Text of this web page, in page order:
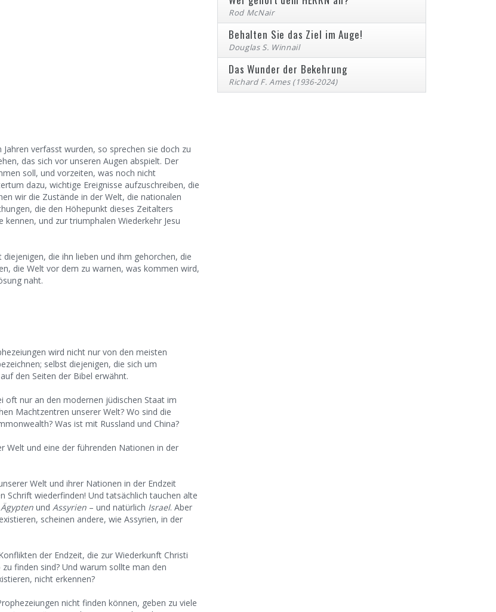
verfasst wurden, so sprechen sie doch zu
das sich vor unseren Augen abspielt. Der
soll, und vorzeiten, was noch nicht
dazu, wichtige Ereignisse aufzuschreiben, die
wir die Zustände in der Welt, die nationalen
die den Höhepunkt dieses Zeitalters
und zur triumphalen Wiederkehr Jesu
die ihn lieben und ihm gehorchen, die
die Welt vor dem zu warnen, was kommen wird,
naht.
wird nicht nur von den meisten
selbst diejenigen, die sich um
den Seiten der Bibel erwähnt.
oft nur an den modernen jüdischen Staat im
Machtzentren unserer Welt? Wo sind die
Was ist mit Russland und China?
Welt und eine der führenden Nationen in der
Welt und ihrer Nationen in der Endzeit
Schrift wiederfinden! Und tatsächlich tauchen alte
und Assyrien – und natürlich Israel. Aber
scheinen andere, wie Assyrien, in der
der Endzeit, die zur Wiederkunft Christi
finden sind? Und warum sollte man den
nicht erkennen?
nicht finden können, geben zu viele
Rod McNair
Behalten Sie das Ziel im Auge!
Douglas S. Winnail
Das Wunder der Bekehrung
Richard F. Ames (1936-2024)